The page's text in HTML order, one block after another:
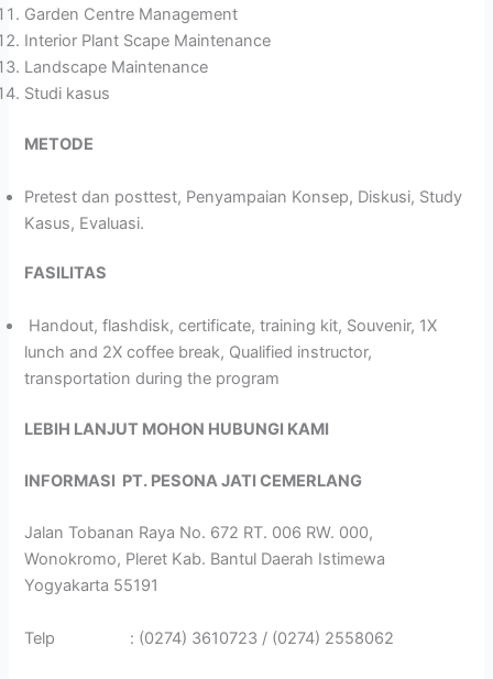
Garden Centre Management
Interior Plant Scape Maintenance
Landscape Maintenance
Studi kasus
METODE
Pretest dan posttest, Penyampaian Konsep, Diskusi, Study
Kasus, Evaluasi.
FASILITAS
Handout, flashdisk, certificate, training kit, Souvenir, 1X
lunch and 2X coffee break, Qualified instructor,
transportation during the program
LEBIH LANJUT MOHON HUBUNGI KAMI
INFORMASI PT. PESONA JATI CEMERLANG
Jalan Tobanan Raya No. 672 RT. 006 RW. 000,
Wonokromo, Pleret Kab. Bantul Daerah Istimewa
Yogyakarta 55191
Telp : (0274) 3610723 / (0274) 2558062